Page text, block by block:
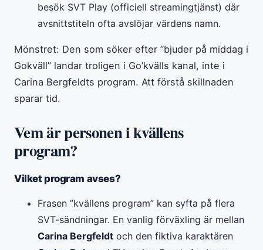
besök SVT Play (officiell streamingtjänst) där
avsnittstiteln ofta avslöjar värdens namn.
Mönstret: Den som söker efter ”bjuder på middag i
Gokväll” landar troligen i Go’kvälls kanal, inte i
Carina Bergfeldts program. Att förstå skillnaden
sparar tid.
Vem är personen i kvällens
program?
Vilket program avses?
Frasen ”kvällens program” kan syfta på flera
SVT-sändningar. En vanlig förväxling är mellan
Carina Bergfeldt och den fiktiva karaktären